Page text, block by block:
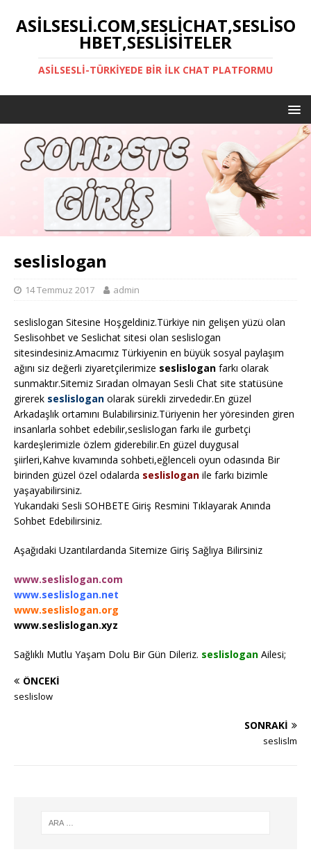
ASILSESLI.COM,SESLICHAT,SESLISO
HBET,SESLISITELER
ASILSESLI-TÜRKIYEDE BIR İLK CHAT PLATFORMU
seslislogan
14 Temmuz 2017 admin
seslislogan Sitesine Hoşgeldiniz.Türkiye nin gelişen yüzü olan
Seslisohbet ve Seslichat sitesi olan seslislogan
sitesindesiniz.Amacımız Türkiyenin en büyük sosyal paylaşım
ağını siz değerli ziyaretçilerimize seslislogan farkı olarak
sunmaktır.Sitemiz Sıradan olmayan Sesli Chat site statüsüne
girerek seslislogan olarak sürekli zirvededir.En güzel
Arkadaşlık ortamını Bulabilirsiniz.Türiyenin her yöresinden giren
insanlarla sohbet edebilir,seslislogan farkı ile gurbetçi
kardeşlerimizle özlem giderebilir.En güzel duygusal
şiirleri,Kahve kıvamında sohbeti,eğlenceli oyun odasında Bir
birinden güzel özel odalarda seslislogan ile farkı bizimle
yaşayabilirsiniz.
Yukarıdaki Sesli SOHBETE Giriş Resmini Tıklayarak Anında
Sohbet Edebilirsiniz.
Aşağıdaki Uzantılardanda Sitemize Giriş Sağlıya Bilirsiniz
www.seslislogan.com
www.seslislogan.net
www.seslislogan.org
www.seslislogan.xyz
Sağlıklı Mutlu Yaşam Dolu Bir Gün Dileriz. seslislogan Ailesi;
ÖNCEKI
seslislow
SONRAKI
seslislm